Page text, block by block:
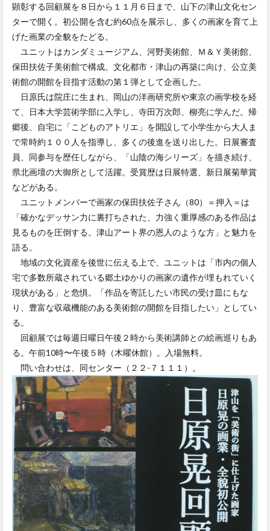
顕彰する回顧展を８日から１１月６日まで、山下の津山文化セン
ターで開く。初公開を含む約60点を展示し、多くの画家を育て上
げた画業の全貌をたどる。
ユニットはカンダミュージアム、河野美術館、Ｍ＆Ｙ美術館、
保田扶佐子美術館で構成。文化都市・津山の再築に向け、公立美
術館の開館を目指す活動の第１弾として企画した。
日原氏は院庄に生まれ、岡山の洋画研究所や東京の画学校を経
て、日本大学芸術学部に入学し、寺田万次郎、柳亮に学んだ。帰
郷後、自宅に「こどものアトリエ」を開設して小学生から大人ま
で常時約１００人を指導し、多くの後進を送り出した。日展審査
員、同参与を歴任しながら、「山陰の海シリーズ」を描き続け、
県北画壇の大御所として活躍。受賞歴は日展特選、新日展菊華賞
などがある。
ユニットメンバーで画家の保田扶佐子さん（80）＝押入＝は
「確かなデッサン力に裏打ちされた、力強く重厚感のある作品は
見るものを圧倒する。津山アート界の恩人のような方」と魅力を
語る。
地域の文化資産を後世に伝える上で、ユニットは「市内の個人
宅で多数所蔵されている郷土ゆかりの画家の遺作が埋もれていく
現状がある」と危惧。「作品を寄託したい市民の受け皿にもな
り、豊富な収蔵機能のある美術館の開館を目指したい」としてい
る。
回顧展では毎週日曜日午後２時から美術講師との絵画巡りもあ
る。午前10時〜午後５時（木曜休館）。入場無料。
問い合わせは、同センター（２２-７１１１）。